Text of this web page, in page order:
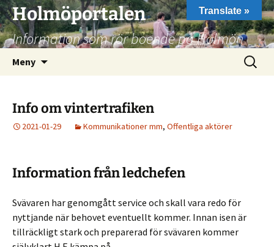
Hoppa
till
innehåll
Holmöportalen
Information som rör boende på Holmön
Meny
Sök
efter:
Info om vintertrafiken
2021-01-29 Kommunikationer mm, Offentliga aktörer
Information från ledchefen
Svävaren har genomgått service och skall vara redo för
nyttjande när behovet eventuellt kommer. Innan isen är
tillräckligt stark och preparerad för svävaren kommer
Translate »